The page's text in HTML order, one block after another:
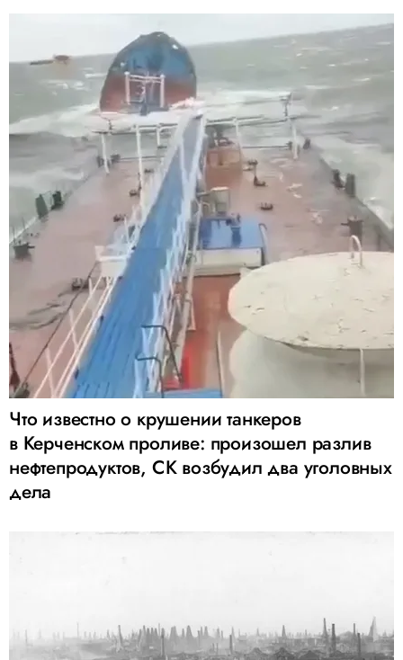
Что известно о крушении танкеров
в Керченском проливе: произошел разлив
нефтепродуктов, СК возбудил два уголовных
дела